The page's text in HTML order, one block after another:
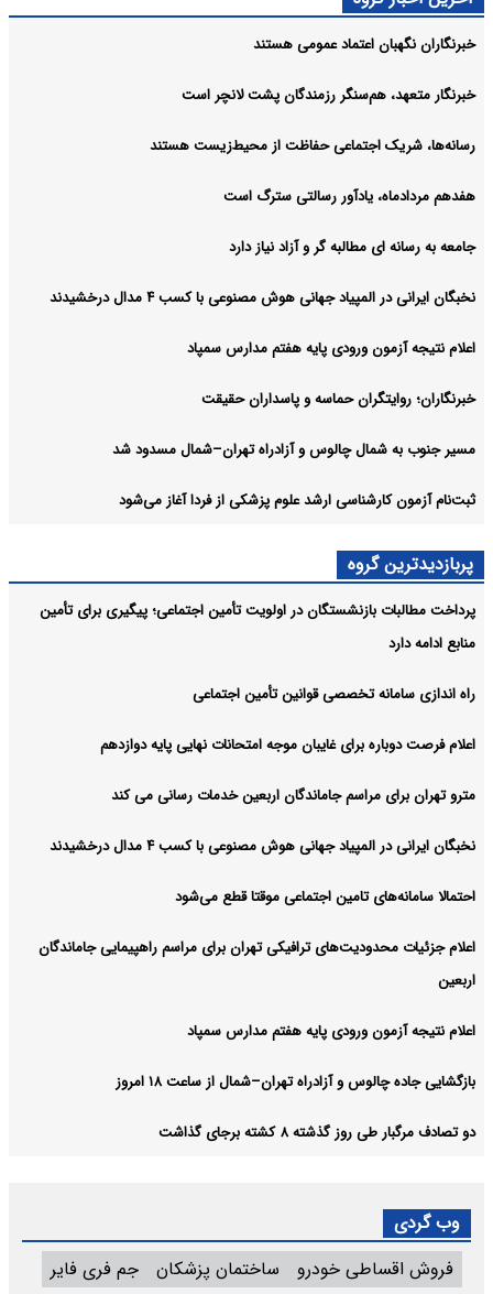
خبرنگاران نگهبان اعتماد عمومی هستند
خبرنگار متعهد، هم‌سنگر رزمندگان پشت لانچر است
رسانه‌ها، شریک اجتماعی حفاظت از محیط‌زیست هستند
هفدهم مردادماه، یادآور رسالتی سترگ است
جامعه به رسانه ای مطالبه گر و آزاد نیاز دارد
نخبگان ایرانی در المپیاد جهانی هوش مصنوعی با کسب ۴ مدال درخشیدند
اعلام نتیجه آزمون ورودی پایه هفتم مدارس سمپاد
خبرنگاران؛ روایتگران حماسه و پاسداران حقیقت
مسیر جنوب به شمال چالوس و آزادراه تهران–شمال مسدود شد
ثبت‌نام‌ آزمون کارشناسی ارشد علوم پزشکی از فردا آغاز می‌شود
پربازدیدترین گروه
پرداخت مطالبات بازنشستگان در اولویت تأمین اجتماعی؛ پیگیری برای تأمین
منابع ادامه دارد
راه اندازی سامانه تخصصی قوانین تأمین اجتماعی
اعلام فرصت دوباره برای غایبان موجه امتحانات نهایی پایه دوازدهم
مترو تهران برای مراسم جاماندگان اربعین خدمات رسانی می کند
نخبگان ایرانی در المپیاد جهانی هوش مصنوعی با کسب ۴ مدال درخشیدند
احتمالا سامانه‌های تامین اجتماعی موقتا قطع می‌شود
اعلام جزئیات محدودیت‌های ترافیکی تهران برای مراسم راهپیمایی جاماندگان
اربعین
اعلام نتیجه آزمون ورودی پایه هفتم مدارس سمپاد
بازگشایی جاده چالوس و آزادراه تهران–شمال از ساعت ۱۸ امروز
دو تصادف مرگبار طی روز گذشته ۸ کشته برجای گذاشت
وب گردی
فروش اقساطی خودرو
ساختمان پزشکان جم فری فایر